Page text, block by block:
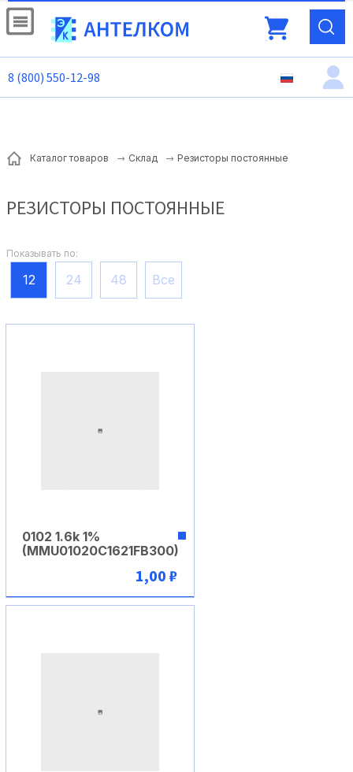
8 (800) 550-12-98
Каталог товаров Склад Резисторы постоянные
РЕЗИСТОРЫ ПОСТОЯННЫЕ
Показывать по:
12 24 48 Все
В корзину
0102 1.6k 1%
(MMU01020C1621FB300)
1,00 ₽